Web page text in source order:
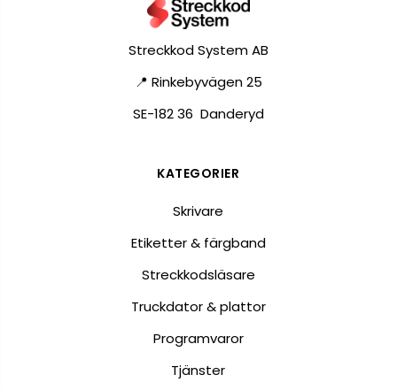
Streckkod System AB
📍 Rinkebyvägen 25
SE-182 36 Danderyd
KATEGORIER
Skrivare
Etiketter & färgband
Streckkodsläsare
Truckdator & plattor
Programvaror
Tjänster